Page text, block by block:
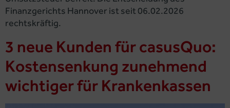
Finanzgerichts Hannover ist seit 06.02.2026
rechtskräftig.
3 neue Kunden für casusQuo:
Kostensenkung zunehmend
wichtiger für Krankenkassen